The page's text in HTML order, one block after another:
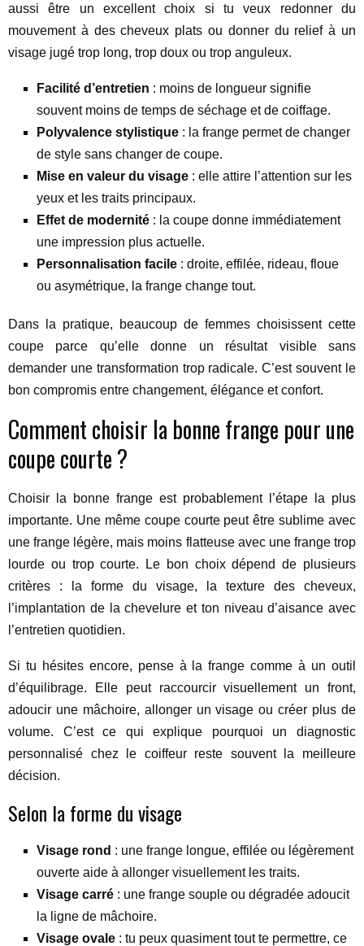
aussi être un excellent choix si tu veux redonner du
mouvement à des cheveux plats ou donner du relief à un
visage jugé trop long, trop doux ou trop anguleux.
Facilité d’entretien : moins de longueur signifie
souvent moins de temps de séchage et de coiffage.
Polyvalence stylistique : la frange permet de changer
de style sans changer de coupe.
Mise en valeur du visage : elle attire l’attention sur les
yeux et les traits principaux.
Effet de modernité : la coupe donne immédiatement
une impression plus actuelle.
Personnalisation facile : droite, effilée, rideau, floue
ou asymétrique, la frange change tout.
Dans la pratique, beaucoup de femmes choisissent cette
coupe parce qu’elle donne un résultat visible sans
demander une transformation trop radicale. C’est souvent le
bon compromis entre changement, élégance et confort.
Comment choisir la bonne frange pour une
coupe courte ?
Choisir la bonne frange est probablement l’étape la plus
importante. Une même coupe courte peut être sublime avec
une frange légère, mais moins flatteuse avec une frange trop
lourde ou trop courte. Le bon choix dépend de plusieurs
critères : la forme du visage, la texture des cheveux,
l’implantation de la chevelure et ton niveau d’aisance avec
l’entretien quotidien.
Si tu hésites encore, pense à la frange comme à un outil
d’équilibrage. Elle peut raccourcir visuellement un front,
adoucir une mâchoire, allonger un visage ou créer plus de
volume. C’est ce qui explique pourquoi un diagnostic
personnalisé chez le coiffeur reste souvent la meilleure
décision.
Selon la forme du visage
Visage rond : une frange longue, effilée ou légèrement
ouverte aide à allonger visuellement les traits.
Visage carré : une frange souple ou dégradée adoucit
la ligne de mâchoire.
Visage ovale : tu peux quasiment tout te permettre, ce